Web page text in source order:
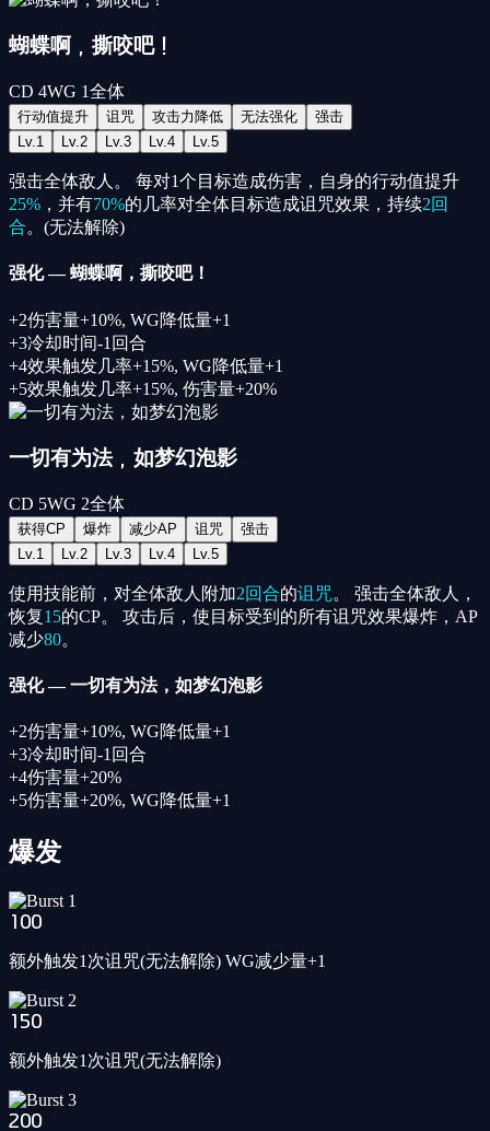
蝴蝶啊，撕咬吧！
CD 4WG 1全体
行动值提升 诅咒 攻击力降低 无法强化
强击
Lv. 1 Lv. 2 Lv. 3 Lv. 4 Lv. 5
强击全体敌人。 每对1个目标造成伤害，自身的行动值提升
25% ，并有70%的几率对全体目标造成诅咒效果，持续2回
合。(无法解除)
强化—蝴蝶啊，撕咬吧！
+2伤害量+10%, WG降低量+1
+3冷却时间-1回合
+4效果触发几率+15%, WG降低量+1
+5效果触发几率+15%, 伤害量+20%
一切有为法，如梦幻泡影
CD 5WG 2全体
获得CP 爆炸 减少AP 诅咒
强击
Lv. 1 Lv. 2 Lv. 3 Lv. 4 Lv. 5
使用技能前，对全体敌人附加2回合的诅咒。 强击全体敌人，
恢复15的CP。 攻击后，使目标受到的所有诅咒效果爆炸，AP
减少80。
强化—一切有为法，如梦幻泡影
+2伤害量+10%, WG降低量+1
+3冷却时间-1回合
+4伤害量+20%
+5伤害量+20%, WG降低量+1
爆发
100
额外触发1次诅咒(无法解除) WG减少量+1
150
额外触发1次诅咒(无法解除)
200